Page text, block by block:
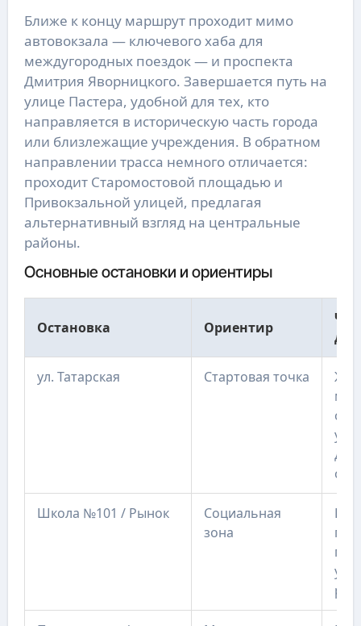
Ближе к концу маршрут проходит мимо
автовокзала — ключевого хаба для
междугородных поездок — и проспекта
Дмитрия Яворницкого. Завершается путь на
улице Пастера, удобной для тех, кто
направляется в историческую часть города
или близлежащие учреждения. В обратном
направлении трасса немного отличается:
проходит Старомостовой площадью и
Привокзальной улицей, предлагая
альтернативный взгляд на центральные
районы.
Основные остановки и ориентиры
Остановка Ориентир
ул. Татарская Стартовая точка
для
Школа №101 / Рынок
Социальная
зона